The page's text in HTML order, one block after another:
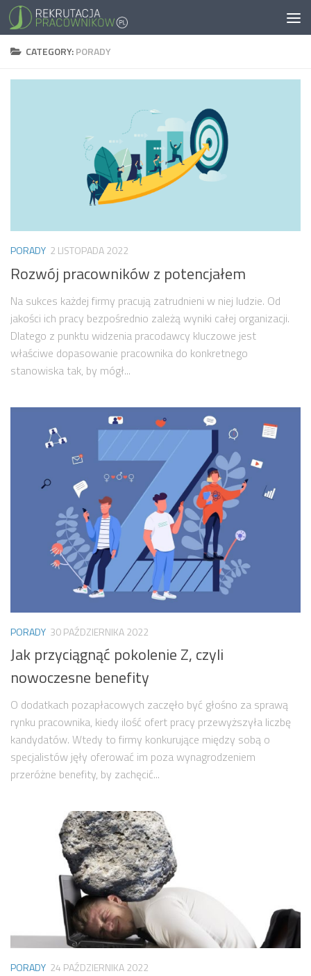
CATEGORY:PORADY
PORADY 2 LISTOPADA 2022
Rozwój pracowników z potencjałem
Na sukces każdej firmy pracują zatrudnieni w niej ludzie. Od
jakości ich pracy bezpośrednio zależą wyniki całej organizacji.
Dlatego z punktu widzenia pracodawcy kluczowe jest
właściwe dopasowanie pracownika do konkretnego
stanowiska tak, by mógł...
PORADY 30 PAŹDZIERNIKA 2022
Jak przyciągnąć pokolenie Z, czyli
nowoczesne benefity
O dodatkach pozapłacowych zaczęło być głośno za sprawą
rynku pracownika, kiedy ilość ofert pracy przewyższyła liczbę
kandydatów. Wtedy to firmy konkurujące między sobą o
specjalistów jęły oferować im poza wynagrodzeniem
przeróżne benefity, by zachęcić...
PORADY 24 PAŹDZIERNIKA 2022